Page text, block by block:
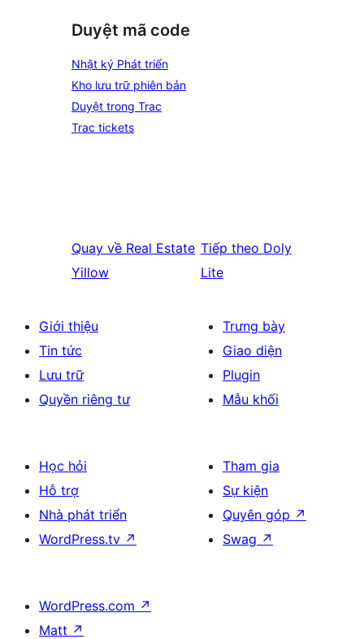
Duyệt mã code
Nhật ký Phát triển
Kho lưu trữ phiên bản
Duyệt trong Trac
Trac tickets
Quay về Real Estate
Yillow
Tiếp theo Doly
Lite
Giới thiệu
Tin tức
Lưu trữ
Quyền riêng tư
Trưng bày
Giao diện
Plugin
Mẫu khối
Học hỏi
Hỗ trợ
Nhà phát triển
WordPress.tv ↗
Tham gia
Sự kiện
Quyên góp ↗
Swag ↗
WordPress.com ↗
Matt ↗